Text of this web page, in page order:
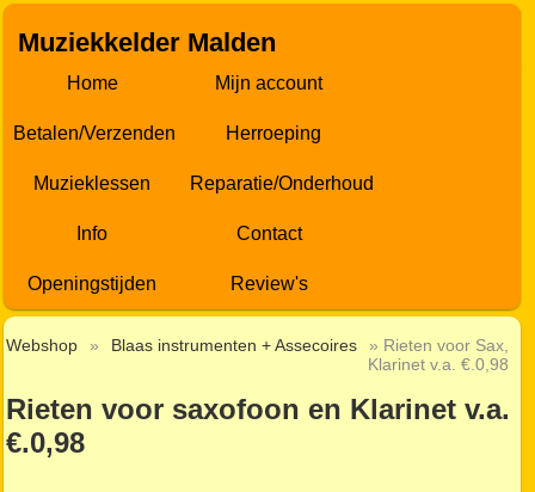
Muziekkelder Malden
Home Mijn account
Betalen/Verzenden Herroeping
Muzieklessen Reparatie/Onderhoud
Info Contact
Openingstijden Review's
Webshop » Blaas instrumenten + Assecoires
» Rieten voor Sax,
Klarinet v.a. €.0,98
Rieten voor saxofoon en Klarinet v.a.
€.0,98